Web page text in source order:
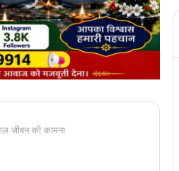
जीवन की कामना